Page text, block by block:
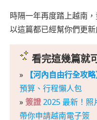
時隔一年再度踏上越南
以這篇都已經幫你們更
看完這幾篇就
» 【河內自由行全攻略
預算、行程懶人包
» 簽證 2025 最新！
帶你申請越南電子簽